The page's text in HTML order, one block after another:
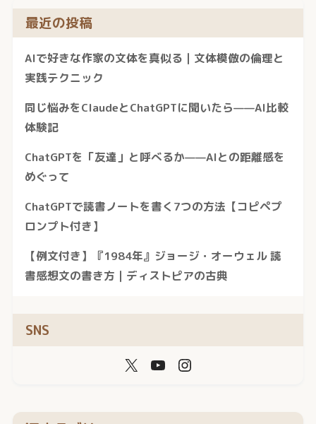
最近の投稿
AIで好きな作家の文体を真似る｜文体模倣の倫理と
実践テクニック
同じ悩みをClaudeとChatGPTに聞いたら——AI比較
体験記
ChatGPTを「友達」と呼べるか——AIとの距離感を
めぐって
ChatGPTで読書ノートを書く7つの方法【コピペプ
ロンプト付き】
【例文付き】『1984年』ジョージ・オーウェル 読
書感想文の書き方｜ディストピアの古典
SNS